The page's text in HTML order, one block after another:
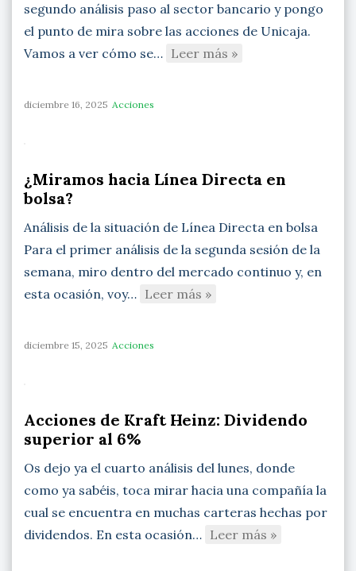
segundo análisis paso al sector bancario y pongo
el punto de mira sobre las acciones de Unicaja.
Vamos a ver cómo se… Leer más »
diciembre 16, 2025 Acciones
¿Miramos hacia Línea Directa en
bolsa?
Análisis de la situación de Línea Directa en bolsa
Para el primer análisis de la segunda sesión de la
semana, miro dentro del mercado continuo y, en
esta ocasión, voy… Leer más »
diciembre 15, 2025 Acciones
Acciones de Kraft Heinz: Dividendo
superior al 6%
Os dejo ya el cuarto análisis del lunes, donde
como ya sabéis, toca mirar hacia una compañía la
cual se encuentra en muchas carteras hechas por
dividendos. En esta ocasión… Leer más »